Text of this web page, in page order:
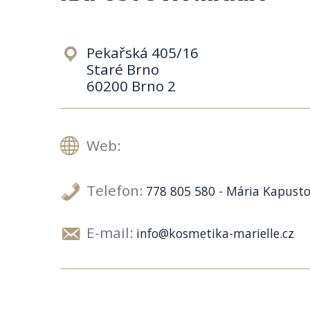
Pekařská 405/16
Staré Brno
60200 Brno 2
Web:
Telefon: 778 805 580 - Mária
E-mail: info@kosmetika-marielle.cz